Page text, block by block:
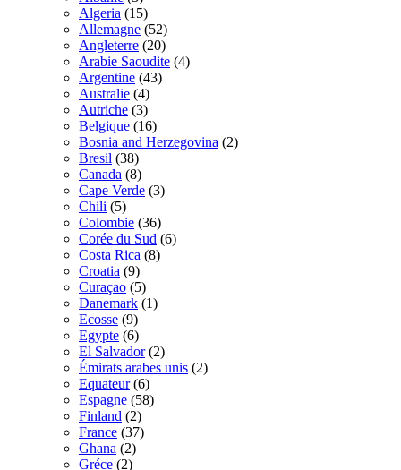
Algeria (15)
Allemagne (52)
Angleterre (20)
Arabie Saoudite (4)
Argentine (43)
Australie (4)
Autriche (3)
Belgique (16)
Bosnia and Herzegovina (2)
Bresil (38)
Canada (8)
Cape Verde (3)
Chili (5)
Colombie (36)
Corée du Sud (6)
Costa Rica (8)
Croatia (9)
Curaçao (5)
Danemark (1)
Ecosse (9)
Egypte (6)
El Salvador (2)
Émirats arabes unis (2)
Equateur (6)
Espagne (58)
Finland (2)
France (37)
Ghana (2)
Gréce (2)